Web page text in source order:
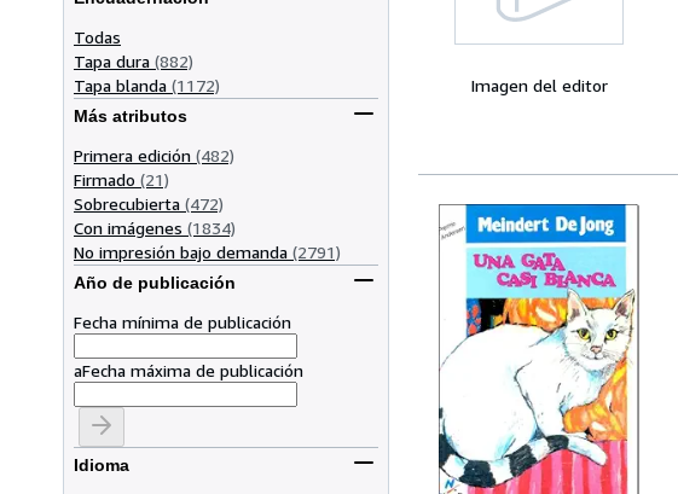
Todas
Tapa dura (882)
Tapa blanda (1172)
Más atributos
Primera edición (482)
Firmado (21)
Sobrecubierta (472)
Con imágenes (1834)
No impresión bajo demanda (2791)
Año de publicación
Fecha mínima de publicación
aFecha máxima de publicación
Idioma
Imagen del editor